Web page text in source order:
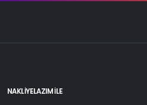
NAKLIYELAZIM ILE